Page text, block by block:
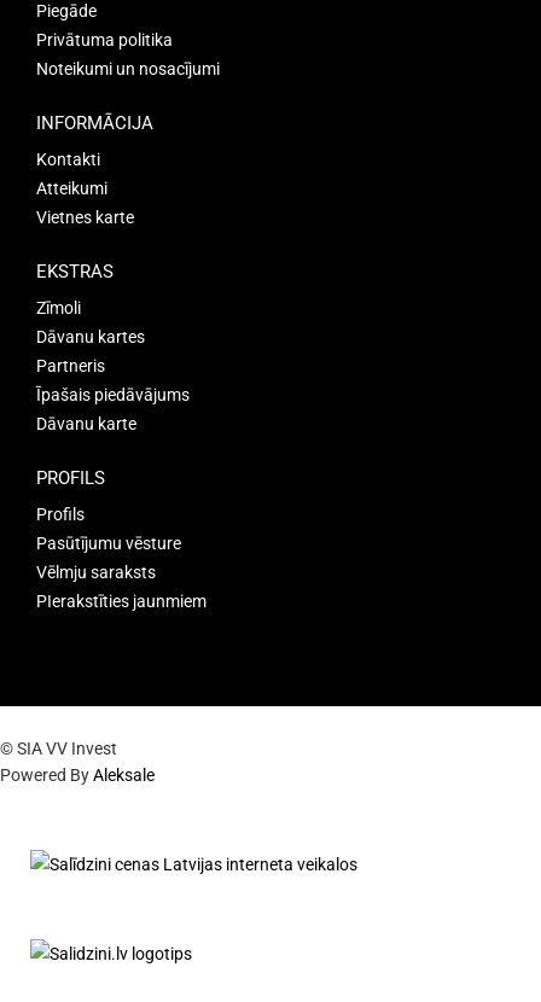
Piegāde
Privātuma politika
Noteikumi un nosacījumi
INFORMĀCIJA
Kontakti
Atteikumi
Vietnes karte
EKSTRAS
Zīmoli
Dāvanu kartes
Partneris
Īpašais piedāvājums
Dāvanu karte
PROFILS
Profils
Pasūtījumu vēsture
Vēlmju saraksts
PIerakstīties jaunmiem
© SIA VV Invest
Powered ByAleksale